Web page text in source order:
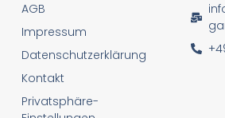
AGB
Impressum
Datenschutzerklärung
Kontakt
Privatsphäre-